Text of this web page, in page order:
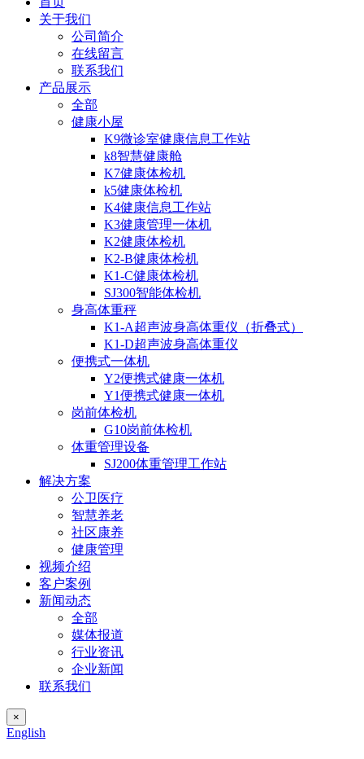
关于我们
公司简介
在线留言
联系我们
产品展示
全部
健康小屋
K9微诊室健康信息工作站
k8智慧健康舱
K7健康体检机
k5健康体检机
K4健康信息工作站
K3健康管理一体机
K2健康体检机
K2-B健康体检机
K1-C健康体检机
SJ300智能体检机
身高体重秤
K1-A超声波身高体重仪（折叠式）
K1-D超声波身高体重仪
便携式一体机
Y2便携式健康一体机
Y1便携式健康一体机
岗前体检机
G10岗前体检机
体重管理设备
SJ200体重管理工作站
解决方案
公卫医疗
智慧养老
社区康养
健康管理
视频介绍
客户案例
新闻动态
全部
媒体报道
行业资讯
企业新闻
联系我们
×
English